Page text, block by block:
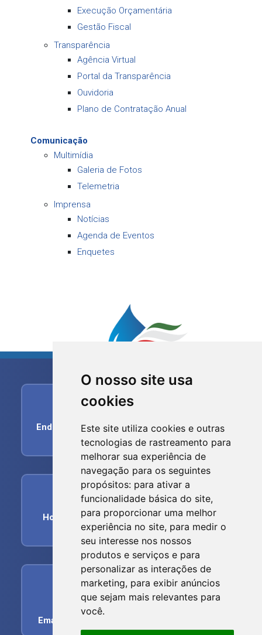
O nosso site usa
cookies
Este site utiliza cookies e outras
tecnologias de rastreamento para
melhorar sua experiência de
navegação para os seguintes
propósitos: para ativar a
funcionalidade básica do site,
para proporcionar uma melhor
experiência no site, para medir o
seu interesse nos nossos
produtos e serviços e para
personalizar as interações de
marketing, para exibir anúncios
que sejam mais relevantes para
você.
Execução Orçamentária
Gestão Fiscal
Transparência
Agência Virtual
Portal da Transparência
Ouvidoria
Plano de Contratação Anual
Comunicação
Multimídia
Galeria de Fotos
Telemetria
Imprensa
Notícias
Agenda de Eventos
Enquetes
home
Endereço:
R. dos Imigrantes, 356 - Centro, Nova
Trento - SC, 88270-000
schedule
Horário de funcionamento:Segunda-feira a
Sexta-feira das 07h00min às 17:00hs
phone
Telefone:
Email: